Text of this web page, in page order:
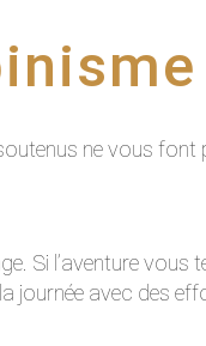
ne vous
Si l’aventure
avec des